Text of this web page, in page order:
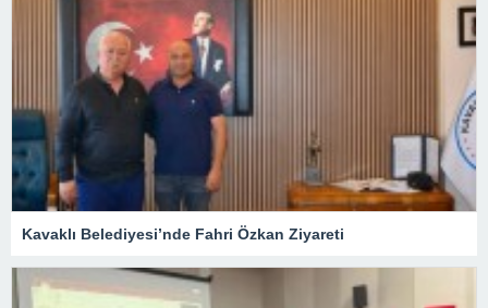
Kavaklı Belediyesi’nde Fahri Özkan Ziyareti